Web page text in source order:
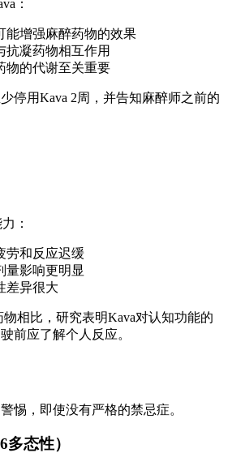
：
能增强麻醉药物的效果
抗凝药物相互作用
物的代谢至关重要
停用Kava 2周，并告知麻醉师之前的
：
劳和反应迟缓
量影响更明显
差异很大
相比，研究表明Kava对认知功能的
前应了解个人反应。
惕，即使没有严格的禁忌症。
态性）